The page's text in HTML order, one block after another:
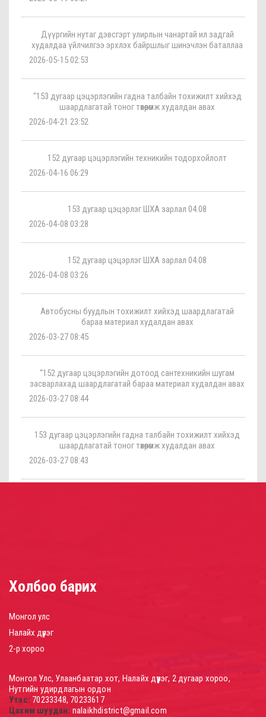
Дүүргийн нутаг дэвсгэрт улирлын чанартай ил задгай
худалдаа үйлчилгээ эрхлэх байршлыг шинэчлэн баталлаа
2026-05-15 02:53
“153 дугаар цэцэрлэгийн гадна талбайн тохижилт хийхэд
шаардлагатай тоног төхөөрөмж худалдан авах
2026-04-21 23:52
152 дугаар цэцэрлэгийн техникийн тодорхойлолт
2026-04-16 06:29
153 дугаар цэцэрлэг ШХА зарлал 04.08
2026-04-08 03:28
152 дугаар цэцэрлэг ШХА зарлал 04.08
2026-04-08 03:26
Автобусны буудлын тохижилт хийхэд шаардлагатай
бараа материал худалдан авах
2026-03-27 08:45
“152 дугаар цэцэрлэгийн дотоод сантехникийн шугам
засварлахад шаардлагатай бараа материал худалдан авах
2026-03-27 08:44
153 дугаар цэцэрлэгийн гадна талбайн тохижилт хийхэд
шаардлагатай тоног төхөөрөмж худалдан авах
2026-03-27 08:43
Холбоо барих
Монгол улс
Налайх дүүрэг
2-р хороо
Монгол Улс, Улаанбаатар хот, Налайх дүүрэг, 2 дугаар хороо,
Нутгийн удирдлагын ордон
Утас: 70233348, 70233617
Цахим шуудан: nalaikhdistrict@gmail.com